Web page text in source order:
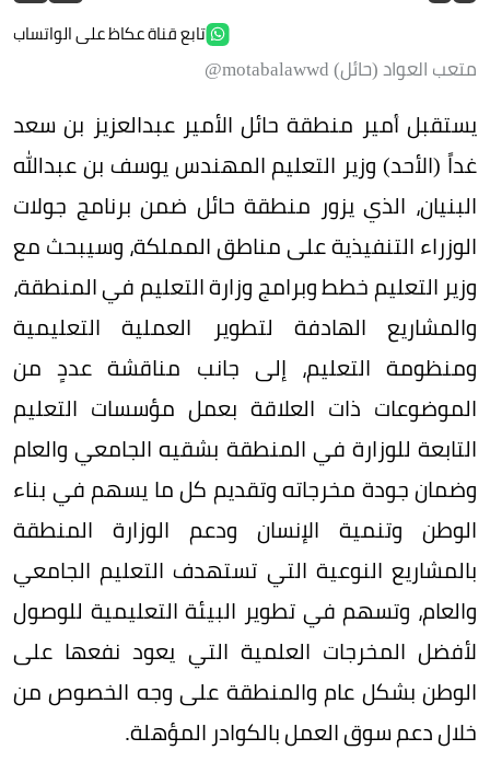
تابع قناة عكاظ على الواتساب
متعب العواد (حائل) motabalawwd@
يستقبل أمير منطقة حائل الأمير عبدالعزيز بن سعد
غداً (الأحد) وزير التعليم المهندس يوسف بن عبدالله
البنيان، الذي يزور منطقة حائل ضمن برنامج جولات
الوزراء التنفيذية على مناطق المملكة، وسيبحث مع
وزير التعليم خطط وبرامج وزارة التعليم في المنطقة،
والمشاريع الهادفة لتطوير العملية التعليمية
ومنظومة التعليم، إلى جانب مناقشة عددٍ من
الموضوعات ذات العلاقة بعمل مؤسسات التعليم
التابعة للوزارة في المنطقة بشقيه الجامعي والعام
وضمان جودة مخرجاته وتقديم كل ما يسهم في بناء
الوطن وتنمية الإنسان ودعم الوزارة المنطقة
بالمشاريع النوعية التي تستهدف التعليم الجامعي
والعام، وتسهم في تطوير البيئة التعليمية للوصول
لأفضل المخرجات العلمية التي يعود نفعها على
الوطن بشكل عام والمنطقة على وجه الخصوص من
خلال دعم سوق العمل بالكوادر المؤهلة.